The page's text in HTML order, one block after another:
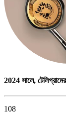
2024 সালে,
108